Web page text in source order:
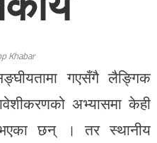
Khabar
गएसँगै लैङ्गिक
अभ्यासमा केही
भएका छन् । तर स्थानीय